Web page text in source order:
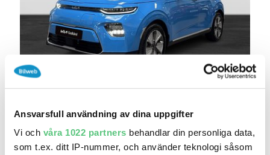
Ansvarsfull användning av dina uppgifter
Vi och våra 1022 partners behandlar din personliga data,
som t.ex. ditt IP-nummer, och använder teknologi såsom
29 maj 12:07
Pris279 000 kr Beräkna månadskostnad
Småländska Bil AB
Mil: 3 410 År: 2023 Drivmedel: